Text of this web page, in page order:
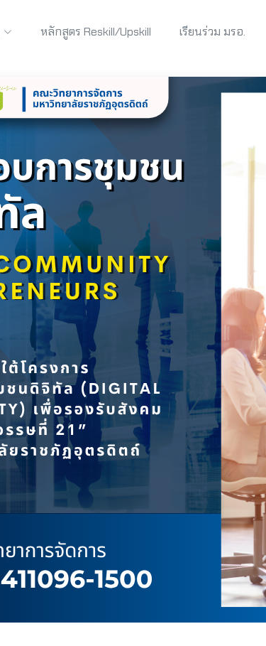
หลักสูตร Reskill/Upskill เรียนร่วม มรอ.